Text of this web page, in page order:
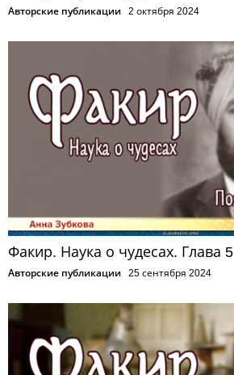
Авторские публикации 2 октября 2024
Факир. Наука о чудесах. Глава 5
Авторские публикации 25 сентября 2024